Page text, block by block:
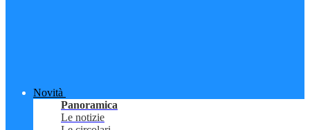
Novità
Panoramica
Le notizie